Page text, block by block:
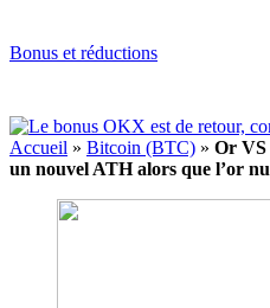
Bonus et réductions
Accueil » Bitcoin (BTC) » Or VS
un nouvel ATH alors que l’or